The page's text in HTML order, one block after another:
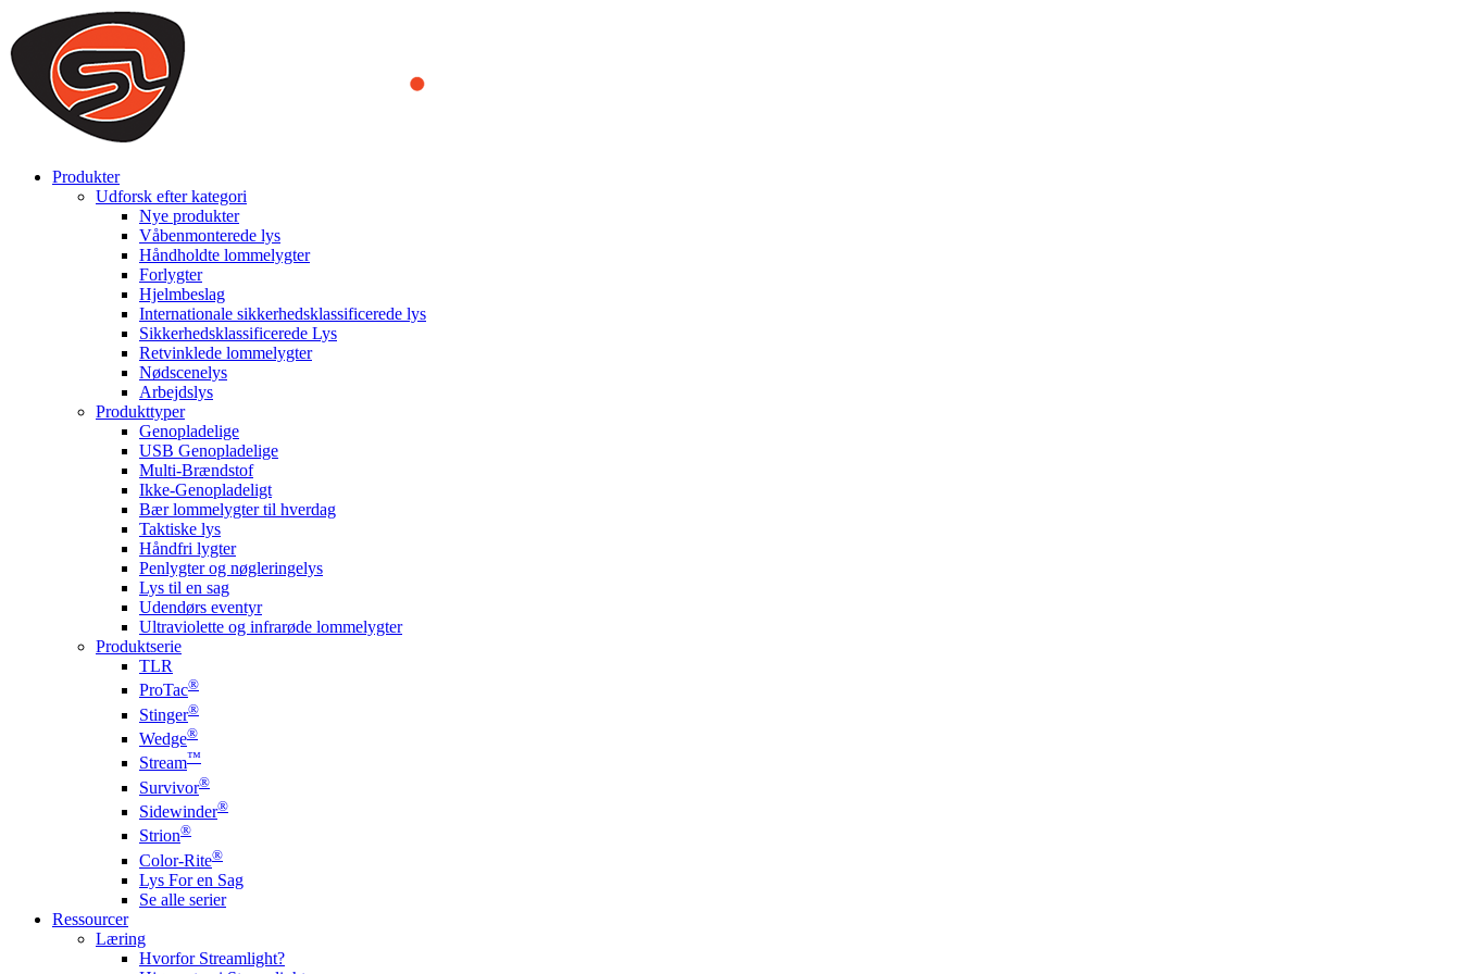
We use cookies to ensure that we provide you the best experience on our website. By continuing to browse this website, you accept that cookies are used to help us analyze how the website is used and to offer
you a better experience. To learn more or to find out how you can disable cookies, you can access our
ACCEPT AND CLOSE
Produkter
Udforsk efter kategori
Nye produkter
Våbenmonterede lys
Håndholdte lommelygter
Forlygter
Hjelmbeslag
Internationale sikkerhedsklassificerede lys
Sikkerhedsklassificerede Lys
Retvinklede lommelygter
Nødscenelys
Arbejdslys
Produkttyper
Genopladelige
USB Genopladelige
Multi-Brændstof
Ikke-Genopladeligt
Bær lommelygter til hverdag
Taktiske lys
Håndfri lygter
Penlygter og nøgleringelys
Lys til en sag
Udendørs eventyr
Ultraviolette og infrarøde lommelygter
Produktserie
TLR
ProTac®
Stinger®
Wedge®
Stream™
Survivor®
Sidewinder®
Strion®
Color-Rite®
Lys For en Sag
Se alle serier
Ressourcer
Læring
Hvorfor Streamlight?